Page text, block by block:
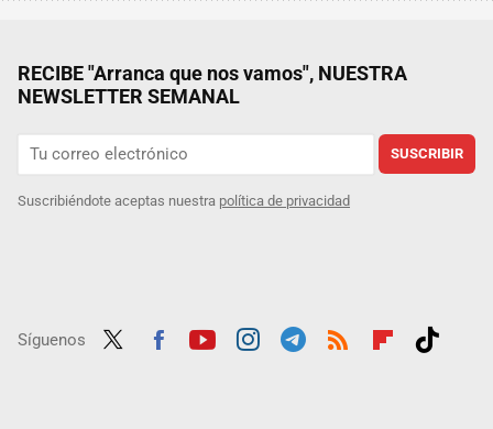
RECIBE "Arranca que nos vamos", NUESTRA
NEWSLETTER SEMANAL
SUSCRIBIR
Suscribiéndote aceptas nuestra política de privacidad
Síguenos